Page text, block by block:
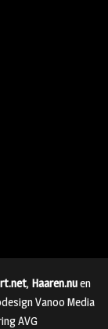
, Haaren.nuen
Vanoo Media
AVG